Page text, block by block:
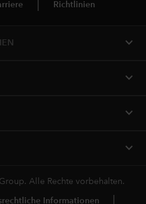
Richtlinien
expand_more
expand_more
expand_more
expand_more
Alle Rechte vorbehalten.
Informationen